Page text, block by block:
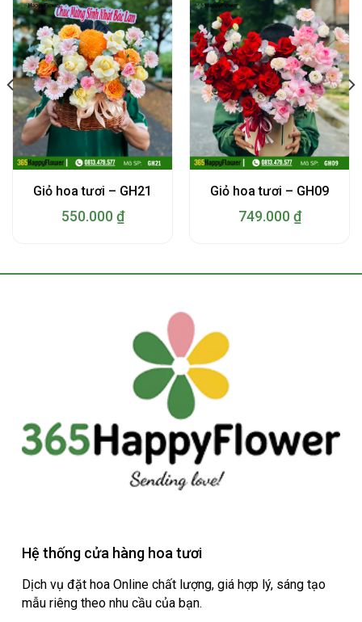
Giỏ hoa tươi – GH21
550.000 ₫
Giỏ hoa tươi – GH09
749.000 ₫
Hệ thống cửa hàng hoa tươi
Dịch vụ đặt hoa Online chất lượng, giá hợp lý, sáng tạo
mẫu riêng theo nhu cầu của bạn.